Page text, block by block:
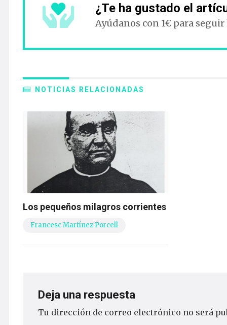
¿Te ha gustado el
Ayúdanos con 1€ para
NOTICIAS RELACIONADAS
Los pequeños milagros corrientes
Francesc Martínez Porcell
Deja una respuesta
Tu dirección de correo electrónico no será